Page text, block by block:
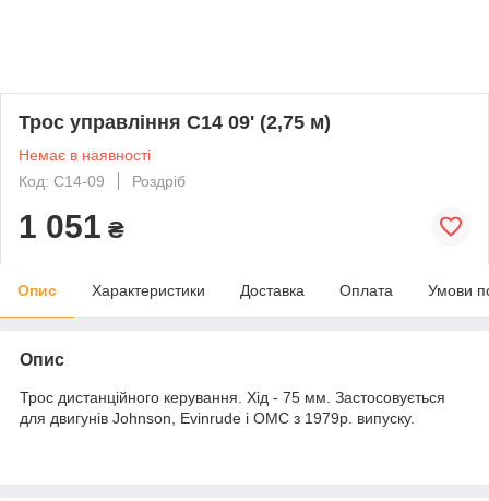
Трос управління C14 09' (2,75 м)
Немає в наявності
Код: C14-09
Роздріб
1 051 ₴
Опис Характеристики Доставка Оплата Умови
Опис
Трос дистанційного керування. Хід - 75 мм. Застосовується
для двигунів Johnson, Evinrude і OMC з 1979р. випуску.